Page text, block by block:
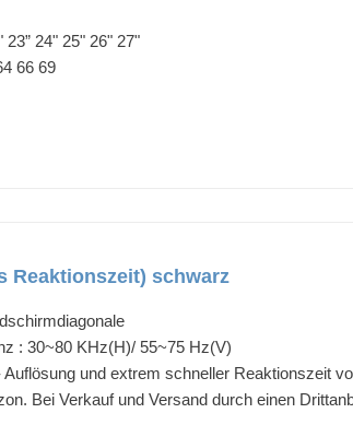
23” 24" 25" 26" 27"
66 69
Reaktionszeit) schwarz
: 30~80 KHz(H)/ 55~75 Hz(V)
und extrem schneller Reaktionszeit
Bei Verkauf und Versand durch einen